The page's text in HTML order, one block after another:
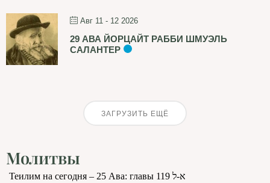
Авг 11 - 12 2026
29 АВА ЙОРЦАЙТ РАББИ ШМУЭЛЬ
САЛАНТЕР
ЗАГРУЗИТЬ ЕЩЁ
Молитвы
Теилим на сегодня – 25 Ава: главы 119 א-ל